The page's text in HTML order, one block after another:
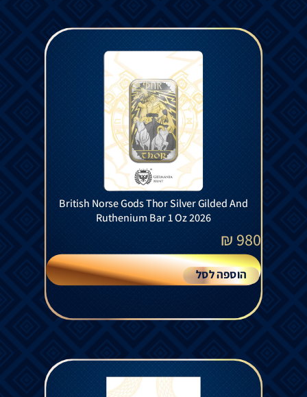
British Norse Gods Thor Silver Gilded And
Ruthenium Bar 1 Oz 2026
980
₪
הוספה לסל